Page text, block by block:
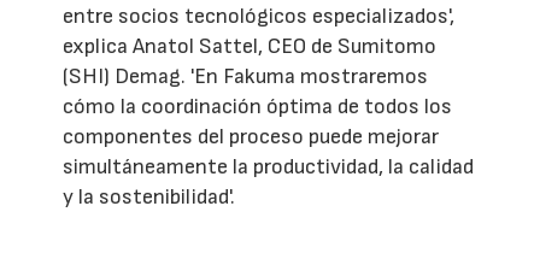
entre socios tecnológicos especializados',
explica Anatol Sattel, CEO de Sumitomo
(SHI) Demag. 'En Fakuma mostraremos
cómo la coordinación óptima de todos los
componentes del proceso puede mejorar
simultáneamente la productividad, la calidad
y la sostenibilidad'.